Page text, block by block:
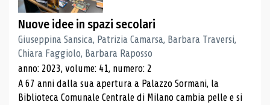
Nuove idee in spazi secolari
Giuseppina Sansica, Patrizia Camarsa, Barbara Traversi,
Chiara Faggiolo, Barbara Raposso
anno: 2023, volume: 41, numero: 2
A 67 anni dalla sua apertura a Palazzo Sormani, la
Biblioteca Comunale Centrale di Milano cambia pelle e si